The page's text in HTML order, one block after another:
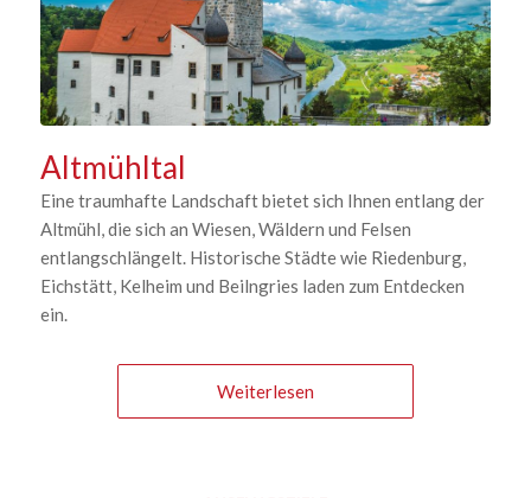
Altmühltal
Eine traumhafte Landschaft bietet sich Ihnen entlang der
Altmühl, die sich an Wiesen, Wäldern und Felsen
entlangschlängelt. Historische Städte wie Riedenburg,
Eichstätt, Kelheim und Beilngries laden zum Entdecken
ein.
Weiterlesen